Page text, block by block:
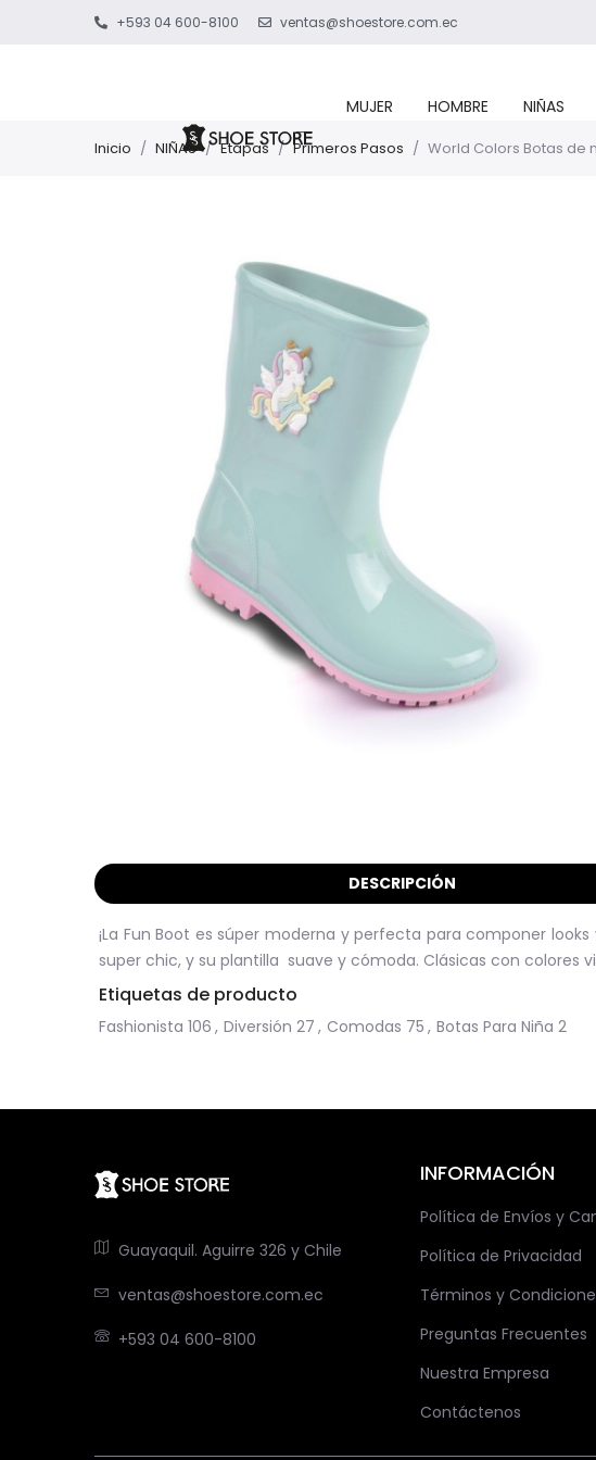
+593 04 600-8100 ventas@shoestore.com.ec
MUJER HOMBRE NIÑAS
Inicio / NIÑAS / Etapas / Primeros Pasos / World Colors Botas de
DESCRIPCIÓN
¡La Fun Boot es súper moderna y perfecta para componer
super chic, y su plantilla suave y cómoda. Clásicas con colores
Etiquetas de producto
Fashionista 106 , Diversión 27 , Comodas 75 , Botas Para Niña 2
Guayaquil. Aguirre 326 y Chile
ventas@shoestore.com.ec
+593 04 600-8100
INFORMACIÓN
Política de Envíos y
Política de Privacidad
Términos y
Preguntas Frecuentes
Nuestra Empresa
Contáctenos